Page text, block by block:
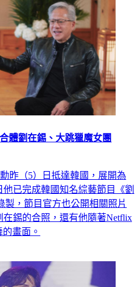
體劉在錫、大跳獵魔女團
昨（5）日抵達韓國，展開為
已完成韓國知名綜藝節目《劉
，節目官方也公開相關照片
錫的合照，還有他隨著Netflix
畫面。